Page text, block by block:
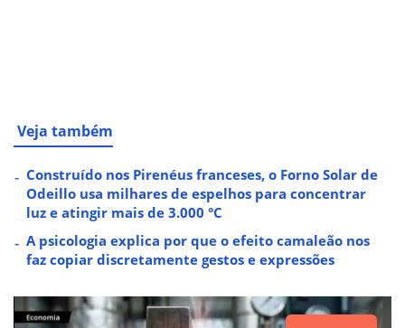
Veja também
Construído nos Pirenéus franceses, o Forno Solar de
Odeillo usa milhares de espelhos para concentrar
luz e atingir mais de 3.000 °C
A psicologia explica por que o efeito camaleão nos
faz copiar discretamente gestos e expressões